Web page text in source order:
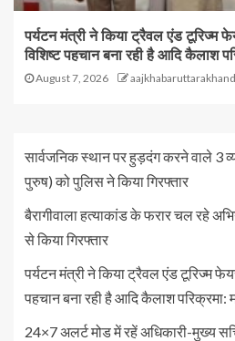
पर्यटन मंत्री ने किया ट्रैवल एंड टूरिज्म
विशिष्ट पहचान बना रही है आदि कैलाश
August 7, 2026 aajkhabaruttarakhand
सार्वजनिक स्थान पर हुड़दंग करने वाले 3
पुरुष) को पुलिस ने किया गिरफ्तार
बैरागीवाला हत्याकांड के फरार चल रहे
से किया गिरफ्तार
पर्यटन मंत्री ने किया ट्रैवल एंड टूरिज्म
पहचान बना रही है आदि कैलाश परिक्रमा:
24×7 अलर्ट मोड में रहें अधिकारी-मुख्य